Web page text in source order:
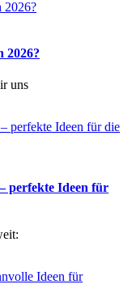
2026?
uns
perfekte Ideen für